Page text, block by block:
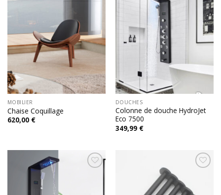
MOBILIER
Chaise Coquillage
620,00 €
Add to
wishlist
DOUCHES
Colonne de douche HydroJet
Eco 7500
349,99 €
Add to